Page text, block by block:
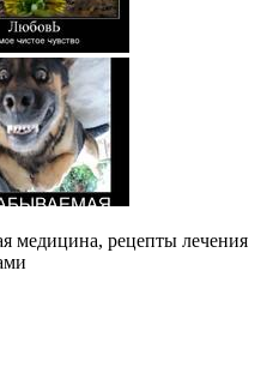
медицина, рецепты лечения